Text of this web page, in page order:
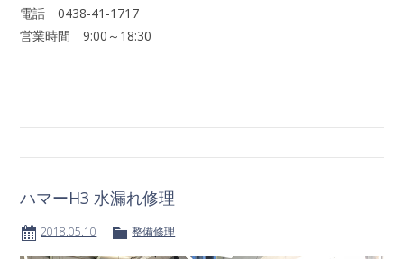
電話 0438-41-1717
営業時間 9:00～18:30
ハマーH3 水漏れ修理
2018.05.10 整備修理